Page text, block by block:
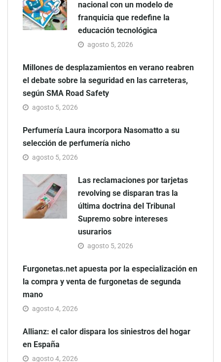
nacional con un modelo de
franquicia que redefine la
educación tecnológica
agosto 5, 2026
Millones de desplazamientos en verano reabren
el debate sobre la seguridad en las carreteras,
según SMA Road Safety
agosto 5, 2026
Perfumería Laura incorpora Nasomatto a su
selección de perfumería nicho
agosto 5, 2026
Las reclamaciones por tarjetas
revolving se disparan tras la
última doctrina del Tribunal
Supremo sobre intereses
usurarios
agosto 5, 2026
Furgonetas.net apuesta por la especialización en
la compra y venta de furgonetas de segunda
mano
agosto 4, 2026
Allianz: el calor dispara los siniestros del hogar
en España
agosto 4, 2026